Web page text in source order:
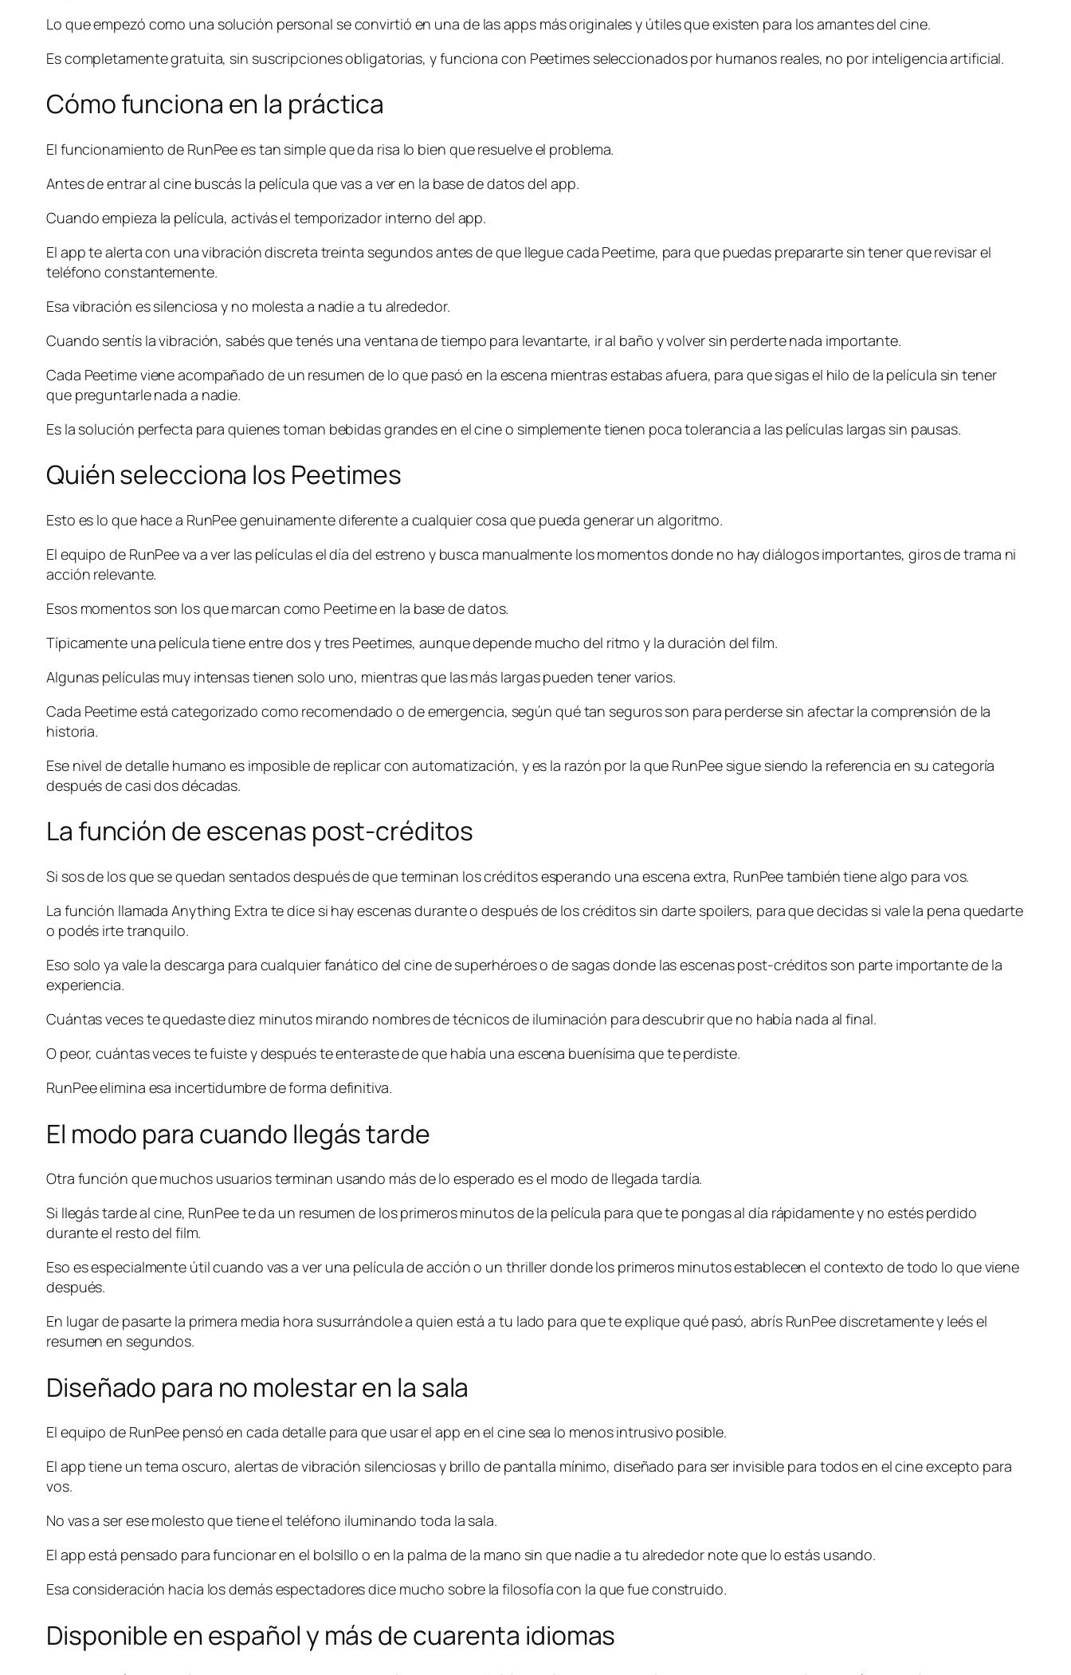
Lo que empezó como una solución personal se convirtió en una de las apps más originales y útiles que existen para los amantes del cine.
Es completamente gratuita, sin suscripciones obligatorias, y funciona con Peetimes seleccionados por humanos reales, no por inteligencia artificial.
Cómo funciona en la práctica
El funcionamiento de RunPee es tan simple que da risa lo bien que resuelve el problema.
Antes de entrar al cine buscás la película que vas a ver en la base de datos del app.
Cuando empieza la película, activás el temporizador interno del app.
El app te alerta con una vibración discreta treinta segundos antes de que llegue cada Peetime, para que puedas prepararte sin tener que revisar el
teléfono constantemente.
Esa vibración es silenciosa y no molesta a nadie a tu alrededor.
Cuando sentís la vibración, sabés que tenés una ventana de tiempo para levantarte, ir al baño y volver sin perderte nada importante.
Cada Peetime viene acompañado de un resumen de lo que pasó en la escena mientras estabas afuera, para que sigas el hilo de la película sin tener
que preguntarle nada a nadie.
Es la solución perfecta para quienes toman bebidas grandes en el cine o simplemente tienen poca tolerancia a las películas largas sin pausas.
Quién selecciona los Peetimes
Esto es lo que hace a RunPee genuinamente diferente a cualquier cosa que pueda generar un algoritmo.
El equipo de RunPee va a ver las películas el día del estreno y busca manualmente los momentos donde no hay diálogos importantes, giros de trama ni
acción relevante.
Esos momentos son los que marcan como Peetime en la base de datos.
Típicamente una película tiene entre dos y tres Peetimes, aunque depende mucho del ritmo y la duración del film.
Algunas películas muy intensas tienen solo uno, mientras que las más largas pueden tener varios.
Cada Peetime está categorizado como recomendado o de emergencia, según qué tan seguros son para perderse sin afectar la comprensión de la
historia.
Ese nivel de detalle humano es imposible de replicar con automatización, y es la razón por la que RunPee sigue siendo la referencia en su categoría
después de casi dos décadas.
La función de escenas post-créditos
Si sos de los que se quedan sentados después de que terminan los créditos esperando una escena extra, RunPee también tiene algo para vos.
La función llamada Anything Extra te dice si hay escenas durante o después de los créditos sin darte spoilers, para que decidas si vale la pena quedarte
o podés irte tranquilo.
Eso solo ya vale la descarga para cualquier fanático del cine de superhéroes o de sagas donde las escenas post-créditos son parte importante de la
experiencia.
Cuántas veces te quedaste diez minutos mirando nombres de técnicos de iluminación para descubrir que no había nada al final.
O peor, cuántas veces te fuiste y después te enteraste de que había una escena buenísima que te perdiste.
RunPee elimina esa incertidumbre de forma definitiva.
El modo para cuando llegás tarde
Otra función que muchos usuarios terminan usando más de lo esperado es el modo de llegada tardía.
Si llegás tarde al cine, RunPee te da un resumen de los primeros minutos de la película para que te pongas al día rápidamente y no estés perdido
durante el resto del film.
Eso es especialmente útil cuando vas a ver una película de acción o un thriller donde los primeros minutos establecen el contexto de todo lo que viene
después.
En lugar de pasarte la primera media hora susurrándole a quien está a tu lado para que te explique qué pasó, abrís RunPee discretamente y leés el
resumen en segundos.
Diseñado para no molestar en la sala
El equipo de RunPee pensó en cada detalle para que usar el app en el cine sea lo menos intrusivo posible.
El app tiene un tema oscuro, alertas de vibración silenciosas y brillo de pantalla mínimo, diseñado para ser invisible para todos en el cine excepto para
vos.
No vas a ser ese molesto que tiene el teléfono iluminando toda la sala.
El app está pensado para funcionar en el bolsillo o en la palma de la mano sin que nadie a tu alrededor note que lo estás usando.
Esa consideración hacia los demás espectadores dice mucho sobre la filosofía con la que fue construido.
Disponible en español y más de cuarenta idiomas